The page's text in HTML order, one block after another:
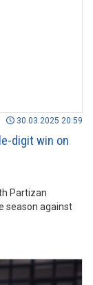
30.03.2025 20:59
digit win on
Partizan
season against